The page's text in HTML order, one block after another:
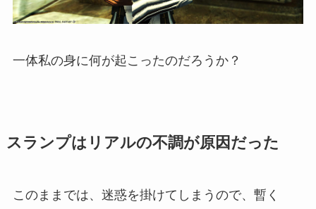
一体私の身に何が起こったのだろうか？
スランプはリアルの不調が原因だった
このままでは、迷惑を掛けてしまうので、暫く